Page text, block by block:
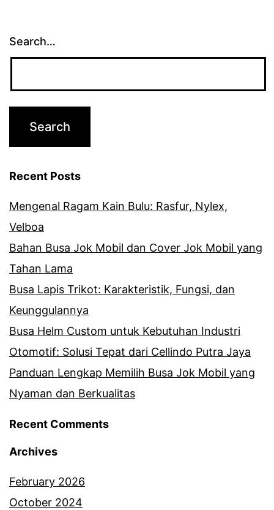
Search…
Recent Posts
Mengenal Ragam Kain Bulu: Rasfur, Nylex,
Velboa
Bahan Busa Jok Mobil dan Cover Jok Mobil yang
Tahan Lama
Busa Lapis Trikot: Karakteristik, Fungsi, dan
Keunggulannya
Busa Helm Custom untuk Kebutuhan Industri
Otomotif: Solusi Tepat dari Cellindo Putra Jaya
Panduan Lengkap Memilih Busa Jok Mobil yang
Nyaman dan Berkualitas
Recent Comments
Archives
February 2026
October 2024